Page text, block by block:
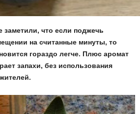
что если поджечь
на считанные минуты, то
гораздо легче. Плюс аромат
запахи, без использования